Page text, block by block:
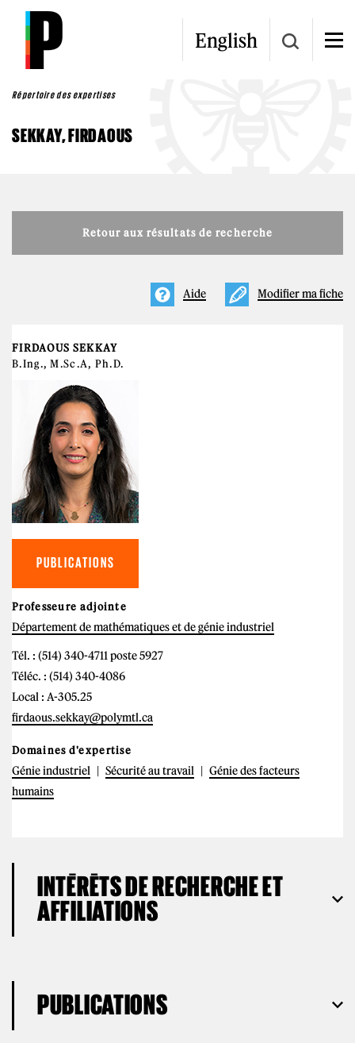
Aller au contenu principal
English
Répertoire des expertises
SEKKAY, FIRDAOUS
Retour aux résultats de recherche
Modifier ma fiche
Aide
FIRDAOUS SEKKAY
B.Ing., M.Sc.A, Ph.D.
PUBLICATIONS
Professeure adjointe
Département de mathématiques et de génie industriel
Tél. : (514) 340-4711 poste 5927
Téléc. : (514) 340-4086
Local : A-305.25
firdaous.sekkay@polymtl.ca
Domaines d'expertise
Génie industriel Sécurité au travail
Génie des facteurs
humains
INTÉRÊTS DE RECHERCHE ET
AFFILIATIONS
PUBLICATIONS